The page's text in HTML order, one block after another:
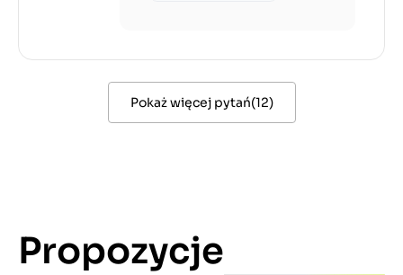
Pokaż więcej pytań(12)
Propozycje